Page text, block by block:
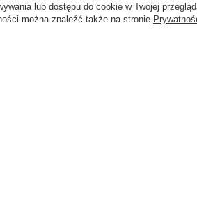
lub dostępu do cookie w Twojej
można znaleźć także na stronie